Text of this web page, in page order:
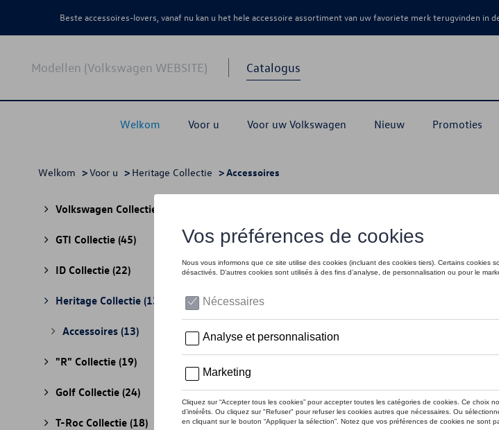
Beste accessoires-lovers, vanaf nu kan u het hele accessoire assortiment van uw favoriete merk terugvinden in
Modellen (Volkswagen WEBSITE) Catalogus
Welkom Voor u Voor uw Volkswagen Nieuw Promoties
Welkom >Voor u > Heritage Collectie > Accessoires
Volkswagen Collectie
GTI Collectie (45)
ID Collectie (22)
Heritage Collectie (13)
Accessoires (13)
"R" Collectie (19)
Golf Collectie (24)
T-Roc Collectie (18)